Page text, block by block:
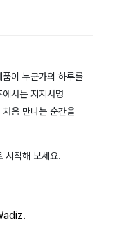
이 누군가의 하루를
서는 지지서명
음 만나는 순간을
시작해 보세요.